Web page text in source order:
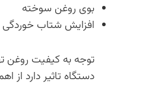
بوی روغن سوخته
افزایش شتاب
توجه به کیفیت روغن
دستگاه تاثیر دارد